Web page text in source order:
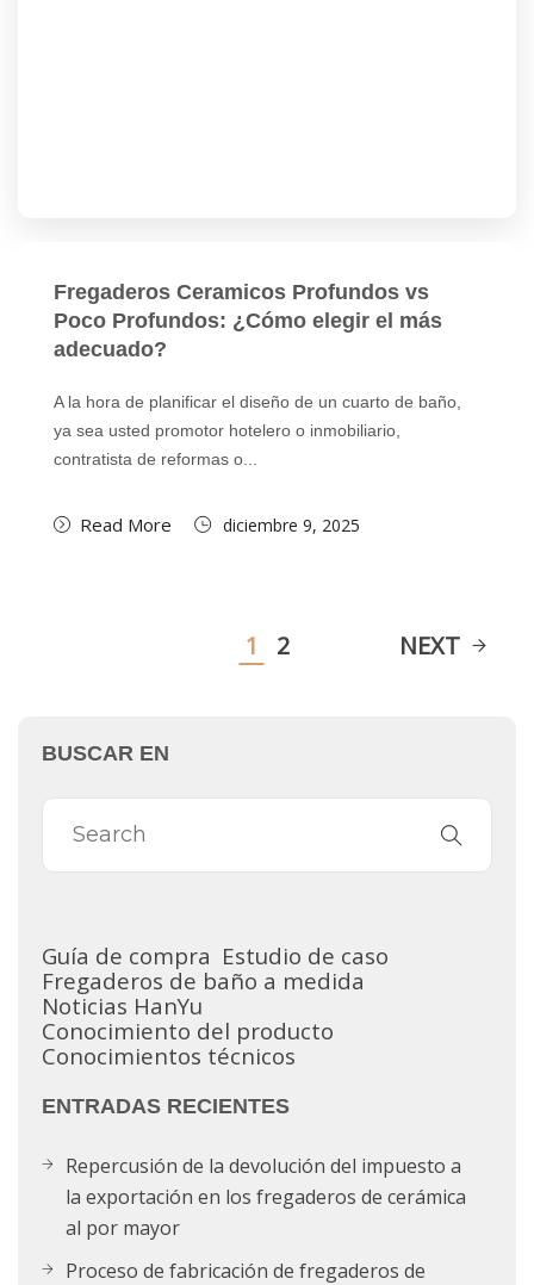
Fregaderos Ceramicos Profundos vs
Poco Profundos: ¿Cómo elegir el más
adecuado?
A la hora de planificar el diseño de un cuarto de baño,
ya sea usted promotor hotelero o inmobiliario,
contratista de reformas o...
Read More diciembre 9, 2025
1 2 NEXT
BUSCAR EN
Guía de compra Estudio de caso
Fregaderos de baño a medida
Noticias HanYu
Conocimiento del producto
Conocimientos técnicos
ENTRADAS RECIENTES
Repercusión de la devolución del impuesto a
la exportación en los fregaderos de cerámica
al por mayor
Proceso de fabricación de fregaderos de